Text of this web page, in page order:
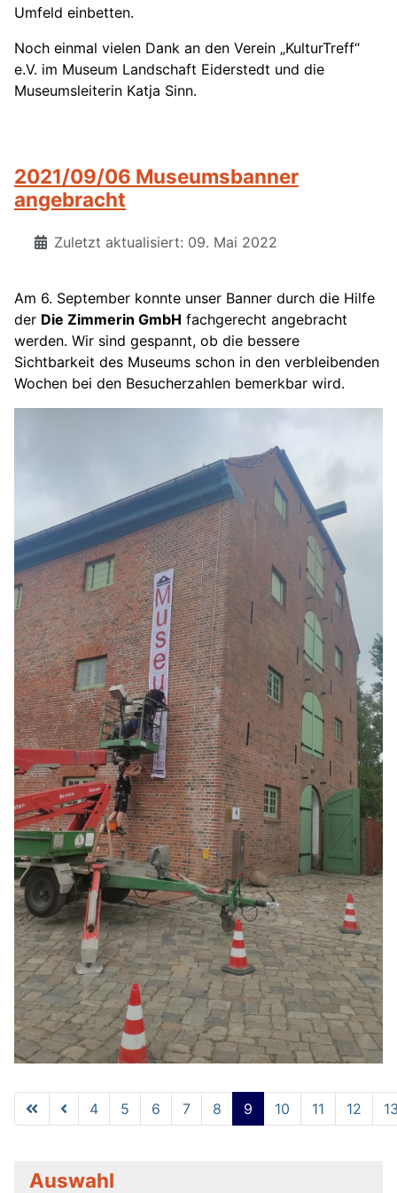
Umfeld einbetten.
Noch einmal vielen Dank an den Verein „KulturTreff“
e.V. im Museum Landschaft Eiderstedt und die
Museumsleiterin Katja Sinn.
2021/09/06 Museumsbanner
angebracht
Zuletzt aktualisiert: 09. Mai 2022
Am 6. September konnte unser Banner durch die Hilfe
der Die Zimmerin GmbH fachgerecht angebracht
werden. Wir sind gespannt, ob die bessere
Sichtbarkeit des Museums schon in den verbleibenden
Wochen bei den Besucherzahlen bemerkbar wird.
Seite 9 von 14
4 5 6 7 8 9 10 11 12
Auswahl